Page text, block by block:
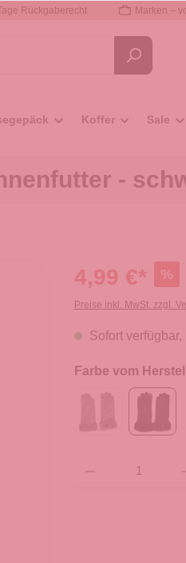
Rückgaberecht Marken –
Koffer Sale
-
4,99 €* %
Preise inkl. MwSt. zzgl.
Sofort
Farbe vom